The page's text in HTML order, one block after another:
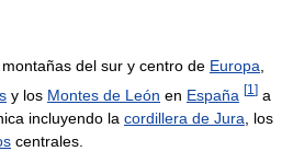
del sur y centro de Europa
y los Montes de León en España [1 ] a
incluyendo la cordillera de Jura , los
centrales.